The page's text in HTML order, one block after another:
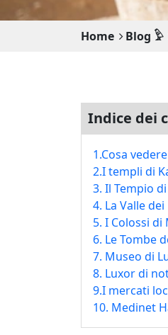
Home Blog 𓅱
Indice dei
1.Cosa
2.I templi di
3. Il Tempio
4. La Valle
5. I Colossi di
6. Le Tombe
7. Museo di
8. Luxor di
9.I mercati
10. Medinet